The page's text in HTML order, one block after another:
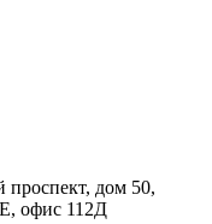
проспект, дом 50,
офис 112Д